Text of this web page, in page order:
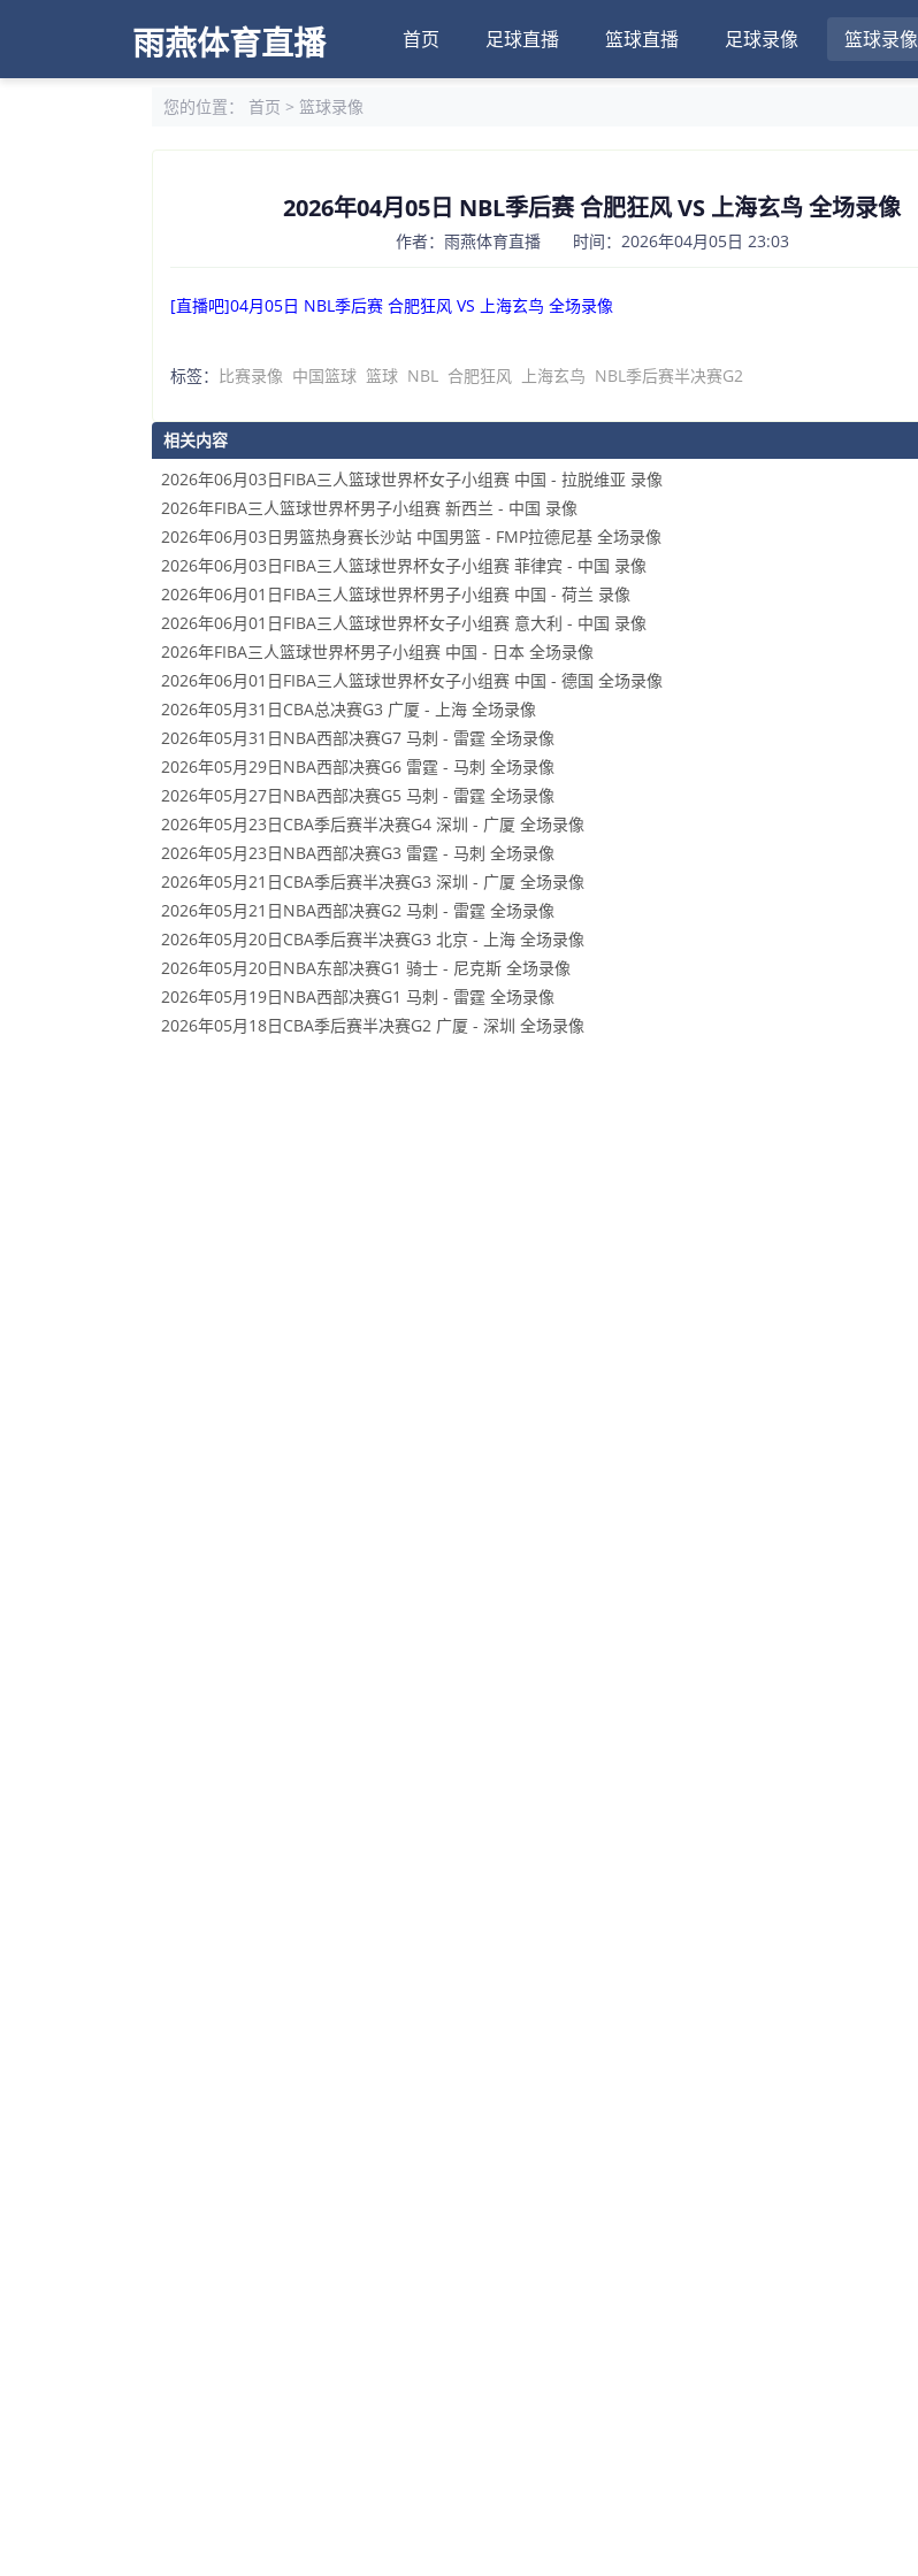
雨燕体育直播 首页 足球直播 篮球直播 足球录像 篮球录像
您的位置： 首页 > 篮球录像
2026年04月05日 NBL季后赛 合肥狂风 VS 上海玄鸟 全场录像
作者：雨燕体育直播 时间：2026年04月05日 23:03
[直播吧]04月05日 NBL季后赛 合肥狂风 VS 上海玄鸟 全场录像
标签： 比赛录像 中国篮球 篮球 NBL 合肥狂风 上海玄鸟 NBL季后赛半决赛G2
相关内容
2026年06月03日FIBA三人篮球世界杯女子小组赛 中国 - 拉脱维亚 录像
2026年FIBA三人篮球世界杯男子小组赛 新西兰 - 中国 录像
2026年06月03日男篮热身赛长沙站 中国男篮 - FMP拉德尼基 全场录像
2026年06月03日FIBA三人篮球世界杯女子小组赛 菲律宾 - 中国 录像
2026年06月01日FIBA三人篮球世界杯男子小组赛 中国 - 荷兰 录像
2026年06月01日FIBA三人篮球世界杯女子小组赛 意大利 - 中国 录像
2026年FIBA三人篮球世界杯男子小组赛 中国 - 日本 全场录像
2026年06月01日FIBA三人篮球世界杯女子小组赛 中国 - 德国 全场录像
2026年05月31日CBA总决赛G3 广厦 - 上海 全场录像
2026年05月31日NBA西部决赛G7 马刺 - 雷霆 全场录像
2026年05月29日NBA西部决赛G6 雷霆 - 马刺 全场录像
2026年05月27日NBA西部决赛G5 马刺 - 雷霆 全场录像
2026年05月23日CBA季后赛半决赛G4 深圳 - 广厦 全场录像
2026年05月23日NBA西部决赛G3 雷霆 - 马刺 全场录像
2026年05月21日CBA季后赛半决赛G3 深圳 - 广厦 全场录像
2026年05月21日NBA西部决赛G2 马刺 - 雷霆 全场录像
2026年05月20日CBA季后赛半决赛G3 北京 - 上海 全场录像
2026年05月20日NBA东部决赛G1 骑士 - 尼克斯 全场录像
2026年05月19日NBA西部决赛G1 马刺 - 雷霆 全场录像
2026年05月18日CBA季后赛半决赛G2 广厦 - 深圳 全场录像